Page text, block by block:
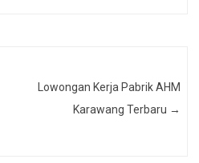
Lowongan Kerja Pabrik AHM
Karawang Terbaru →